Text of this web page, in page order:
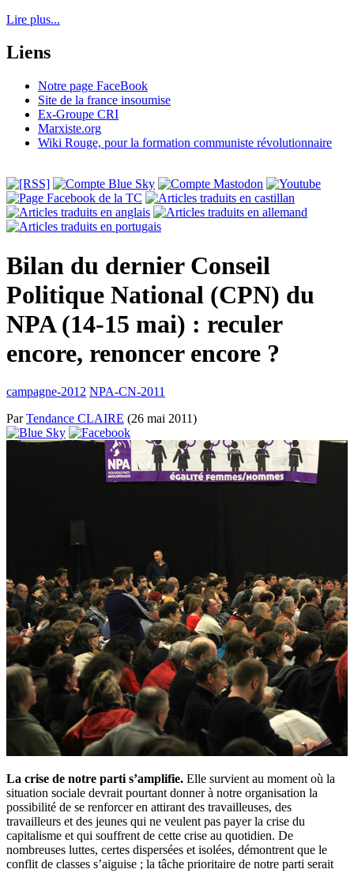
Lire plus...
Liens
Notre page FaceBook
Site de la france insoumise
Ex-Groupe CRI
Marxiste.org
Wiki Rouge, pour la formation communiste révolutionnaire
Bilan du dernier Conseil
Politique National (CPN) du
NPA (14-15 mai) : reculer
encore, renoncer encore ?
campagne-2012 NPA-CN-2011
ParTendance CLAIRE (26 mai 2011)
La crise de notre parti s’amplifie. Elle survient au moment où la
situation sociale devrait pourtant donner à notre organisation la
possibilité de se renforcer en attirant des travailleuses, des
travailleurs et des jeunes qui ne veulent pas payer la crise du
capitalisme et qui souffrent de cette crise au quotidien. De
nombreuses luttes, certes dispersées et isolées, démontrent que le
conflit de classes s’aiguise ; la tâche prioritaire de notre parti serait